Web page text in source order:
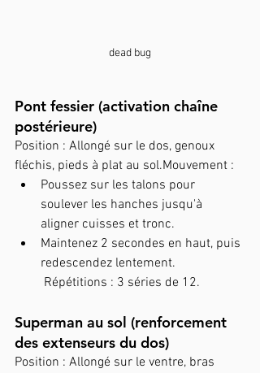
dead bug
Pont fessier (activation chaîne
postérieure)
Position : Allongé sur le dos, genoux
fléchis, pieds à plat au sol.Mouvement :
Poussez sur les talons pour
soulever les hanches jusqu'à
aligner cuisses et tronc.
Maintenez 2 secondes en haut, puis
redescendez lentement.
Répétitions : 3 séries de 12.
Superman au sol (renforcement
des extenseurs du dos)
Position : Allongé sur le ventre, bras